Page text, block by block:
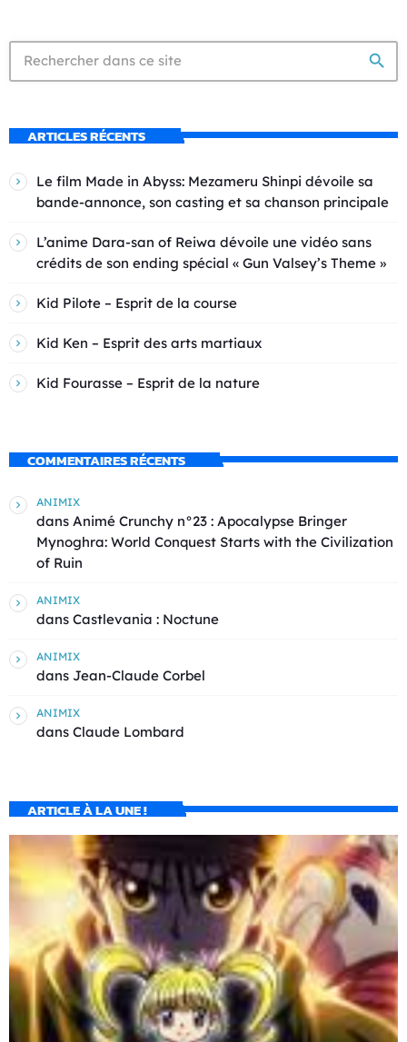
search
ARTICLES RÉCENTS
Le film Made in Abyss: Mezameru Shinpi dévoile sa
bande-annonce, son casting et sa chanson principale
L’anime Dara-san of Reiwa dévoile une vidéo sans
crédits de son ending spécial « Gun Valsey’s Theme »
Kid Pilote – Esprit de la course
Kid Ken – Esprit des arts martiaux
Kid Fourasse – Esprit de la nature
COMMENTAIRES RÉCENTS
ANIMIX
dans Animé Crunchy n°23 : Apocalypse Bringer
Mynoghra: World Conquest Starts with the Civilization
of Ruin
ANIMIX
dans Castlevania : Noctune
ANIMIX
dans Jean-Claude Corbel
ANIMIX
dans Claude Lombard
ARTICLE À LA UNE !